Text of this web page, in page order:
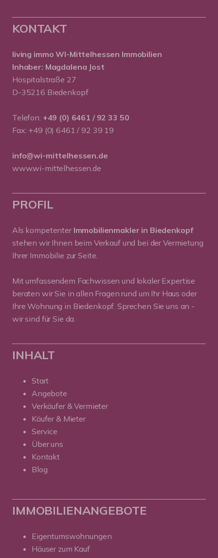
KONTAKT
living immo WI-Mittelhessen Immobilien
Inhaber: Magdalena Jost
Hospitalstraße 27
D-35216 Biedenkopf
Telefon: +49 (0) 6461 / 92 33 50
Fax: +49 (0) 6461 / 92 39 19
info@wi-mittelhessen.de
www.wi-mittelhessen.de
PROFIL
Als kompetenter Immobilienmakler in Biedenkopf
stehen wir Ihnen beim Verkauf und bei der Vermietung
Ihrer Immobilie zur Seite.
Mit umfassendem Fachwissen und lokaler Expertise
beraten wir Sie in allen Fragen rund um Ihr Haus oder
Ihre Wohnung in Biedenkopf. Sprechen Sie uns an -
wir sind für Sie da.
INHALT
Start
Angebote
Verkäufer & Vermieter
Käufer & Mieter
Service
Über uns
Kontakt
Blog
IMMOBILIENANGEBOTE
Eigentumswohnungen
Häuser zum Kauf